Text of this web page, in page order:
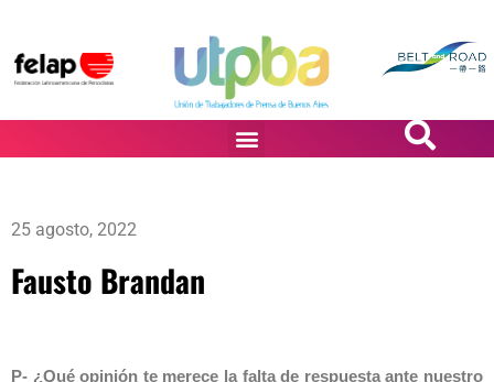
25 agosto, 2022
Fausto Brandan
P- ¿Qué opinión te merece la falta de respuesta ante nuestro